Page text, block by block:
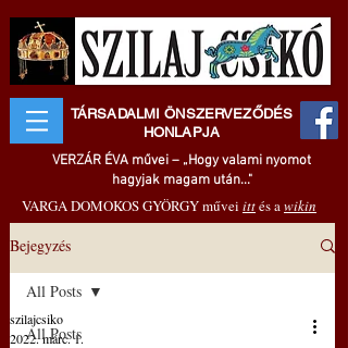
TÁRSADALMI ÖNSZERVEZŐDÉS
HONLAPJA
VERZÁR ÉVA művei – „Hogy valami nyomot
hagyjak magam után..."
VARGA DOMOKOS GYÖRGY művei ittés awikin
Bejegyzés
All Posts
All Posts
szilajcsiko
2022. márc. 1.